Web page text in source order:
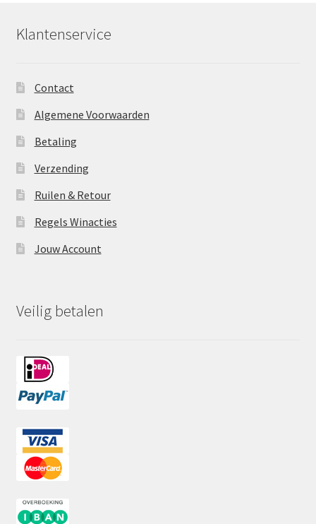
Klantenservice
Contact
Algemene Voorwaarden
Betaling
Verzending
Ruilen & Retour
Regels Winacties
Jouw Account
Veilig betalen